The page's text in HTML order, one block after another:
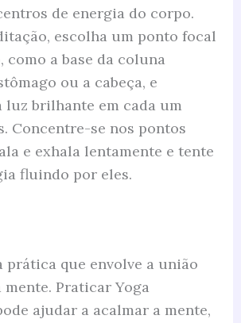
de energia do corpo.
escolha um ponto focal
como a base da coluna
ou a cabeça, e
luz brilhante em cada um
Concentre-se nos pontos
e exhala lentamente e tente
fluindo por eles.
prática que envolve a união
mente. Praticar Yoga
ajudar a acalmar a mente,